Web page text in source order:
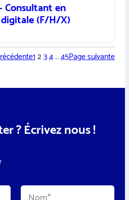
Consultant en
(F/H/X)
1234…45Page suivante
? Écrivez nous !